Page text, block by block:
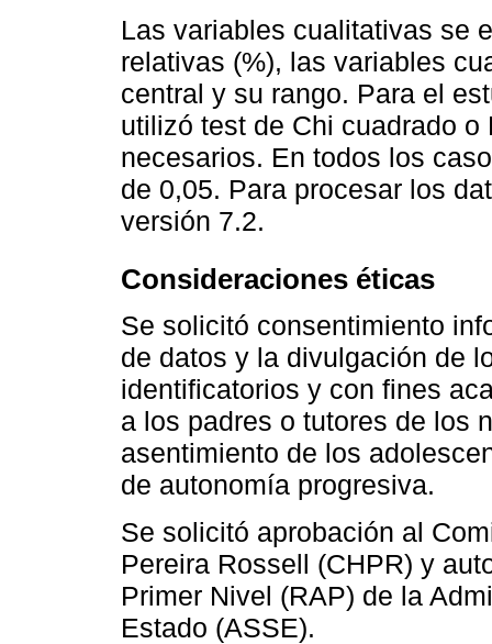
Las variables cualitativas se
relativas (%), las variables
central y su rango. Para el
utilizó test de Chi cuadrado
necesarios. En todos los
de 0,05. Para procesar los
versión 7.2.
Consideraciones éticas
Se solicitó consentimiento
de datos y la divulgación de
identificatorios y con fines
a los padres o tutores de los
asentimiento de los
de autonomía progresiva.
Se solicitó aprobación al
Pereira Rossell (CHPR) y
Primer Nivel (RAP) de la
Estado (ASSE).